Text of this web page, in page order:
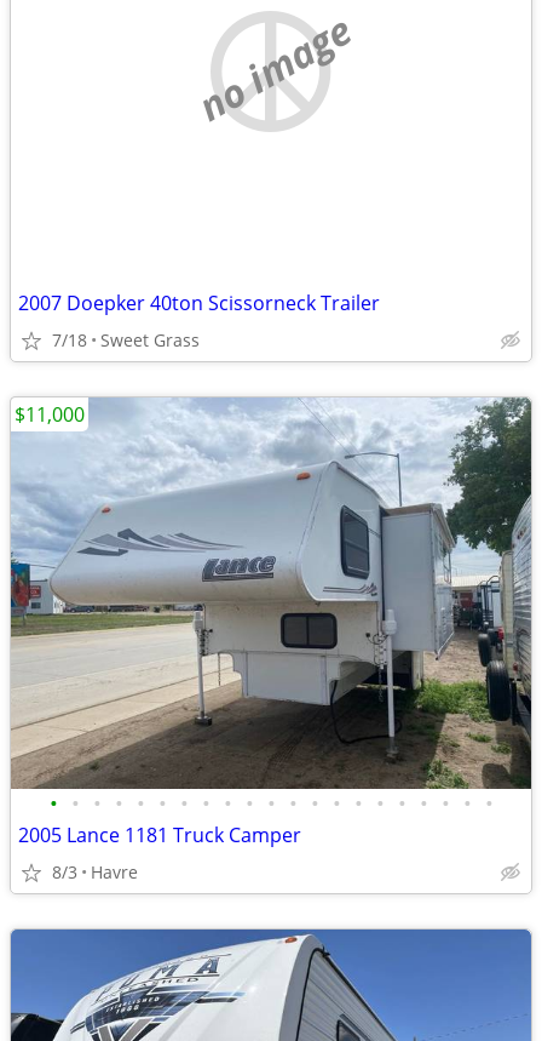
no image
2007 Doepker 40ton Scissorneck Trailer
7/18 Sweet Grass
• • • • • • • • • • • • • • • • • • • • •
2005 Lance 1181 Truck Camper
8/3 Havre
$11,000